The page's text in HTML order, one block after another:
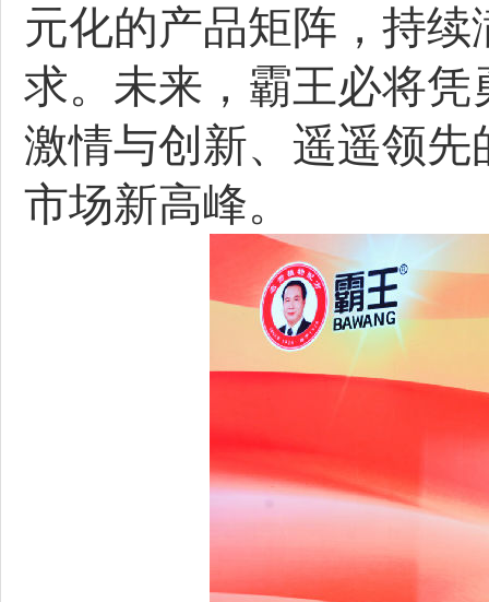
元化的产品矩阵，持
求。未来，霸王必将
激情与创新、遥遥领
市场新高峰。